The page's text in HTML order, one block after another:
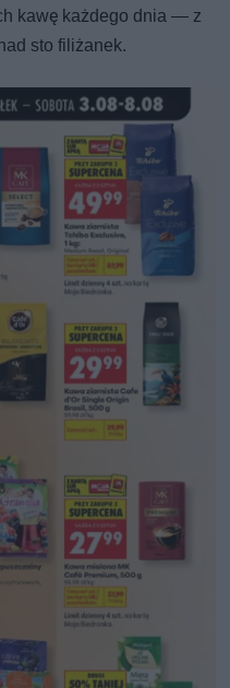
kawę każdego dnia — z
sto filiżanek.